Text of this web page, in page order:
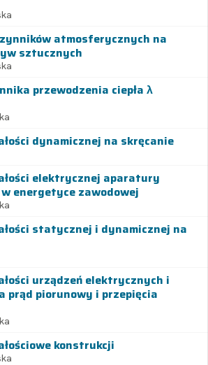
atmosferycznych na
sztucznych
przewodzenia ciepła λ
dynamicznej na skręcanie
elektrycznej aparatury
energetyce zawodowej
statycznej i dynamicznej na
urządzeń elektrycznych i
prąd piorunowy i przepięcia
konstrukcji